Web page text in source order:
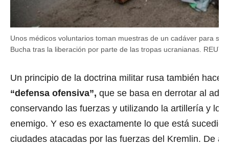
Unos médicos voluntarios toman muestras de un cadáver para
Bucha tras la liberación por parte de las tropas ucranianas.
Un principio de la doctrina militar rusa también hace
“defensa ofensiva”, que se basa en derrotar al
conservando las fuerzas y utilizando la artillería y los
enemigo. Y eso es exactamente lo que está
ciudades atacadas por las fuerzas del Kremlin. De